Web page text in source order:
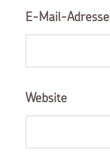
E-Mail-Adresse
Website